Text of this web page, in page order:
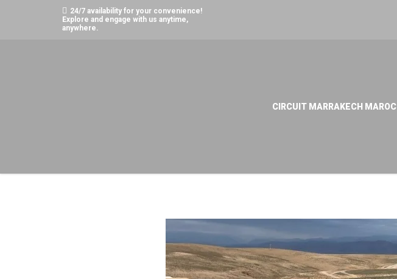
24/7 availability for your convenience!
Explore and engage with us anytime,
anywhere.
CIRCUIT MARRAKECH MAROC